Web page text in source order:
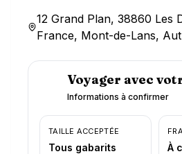
12 Grand Plan, 38860 Les
France, Mont-de-Lans,
Voyager avec
Informations à confirmer
TAILLE ACCEPTÉE
Tous gabarits À